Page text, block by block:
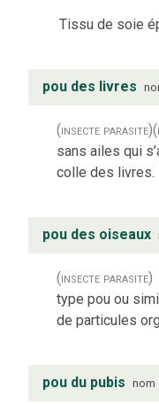
Tissu de soie
pou des livres
(insecte parasite)
sans ailes qui
colle des livres.
pou des oiseaux
(insecte parasite)
type pou ou
de particules
pou du pubis nom